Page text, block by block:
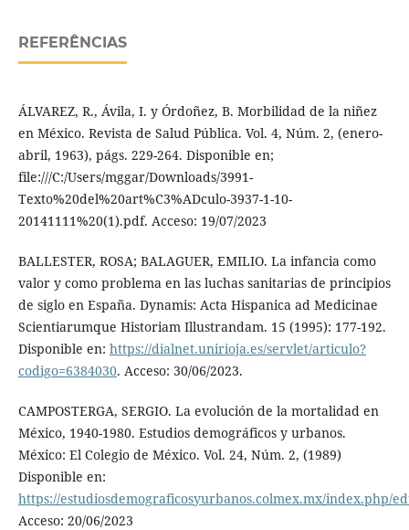
REFERÊNCIAS
ÁLVAREZ, R., Ávila, I. y Órdoñez, B. Morbilidad de la niñez
en México. Revista de Salud Pública. Vol. 4, Núm. 2, (enero-
abril, 1963), págs. 229-264. Disponible en;
file:///C:/Users/mggar/Downloads/3991-
Texto%20del%20art%C3%ADculo-3937-1-10-
20141111%20(1).pdf. Acceso: 19/07/2023
BALLESTER, ROSA; BALAGUER, EMILIO. La infancia como
valor y como problema en las luchas sanitarias de principios
de siglo en España. Dynamis: Acta Hispanica ad Medicinae
Scientiarumque Historiam Illustrandam. 15 (1995): 177-192.
Disponible en: https://dialnet.unirioja.es/servlet/articulo?
codigo=6384030. Acceso: 30/06/2023.
CAMPOSTERGA, SERGIO. La evolución de la mortalidad en
México, 1940-1980. Estudios demográficos y urbanos.
México: El Colegio de México. Vol. 24, Núm. 2, (1989)
Disponible en:
https://estudiosdemograficosyurbanos.colmex.mx/index.php/
Acceso: 20/06/2023